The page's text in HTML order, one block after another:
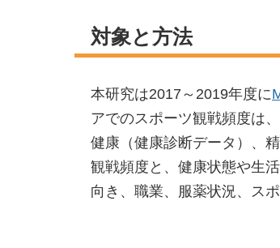
対象と方法
本研究は2017～2019年度に
アでのスポーツ観戦頻度は
健康（健康診断データ）、
観戦頻度と、健康状態や生
向き、職業、服薬状況、ス